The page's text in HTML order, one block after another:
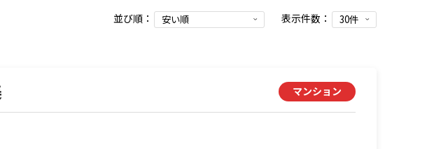
並び順： 表示件数：
マンション